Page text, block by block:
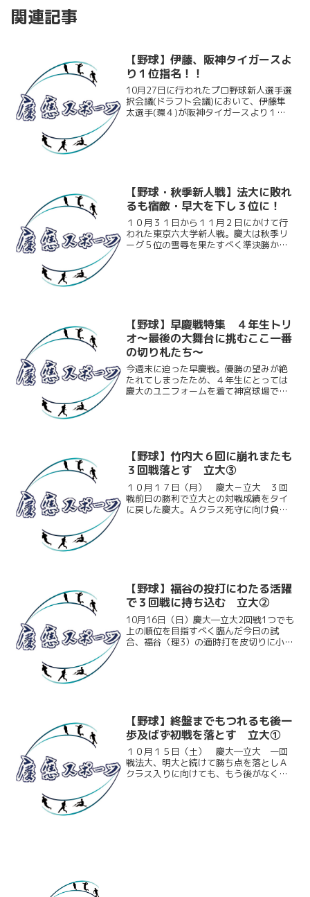
関連記事
【野球】伊藤、阪神タイガースよ
り１位指名！！
10月27日に行われたプロ野球新人選手選
択会議(ドラフト会議)において、伊藤隼
太選手(環４)が阪神タイガースより１順
【野球・秋季新人戦】法大に敗れ
るも宿敵・早大を下し３位に！
１０月３１日から１１月２日にかけて行
われた東京六大学新人戦。慶大は秋季リ
ーグ５位の雪辱を果たすべく準決勝から
【野球】早慶戦特集 ４年生トリ
オ～最後の大舞台に挑むここ一番
の切り札たち～
今週末に迫った早慶戦。優勝の望みが絶
たれてしまったため、４年生にとっては
慶大のユニフォームを着て神宮球場でプ
【野球】竹内大６回に崩れまたも
３回戦落とす 立大③
１０月１７日（月） 慶大－立大 ３回
戦前日の勝利で立大との対戦成績をタイ
に戻した慶大。Ａクラス死守に向け負け
【野球】福谷の投打にわたる活躍
で３回戦に持ち込む 立大②
10月16日（日）慶大―立大2回戦1つでも
上の順位を目指すべく臨んだ今日の試
合、福谷（理3）の適時打を皮切りに小刻
【野球】終盤までもつれるも後一
歩及ばず初戦を落とす 立大①
１０月１５日（土） 慶大―立大 一回
戦法大、明大と続けて勝ち点を落としＡ
クラス入りに向けても、もう後がなくな